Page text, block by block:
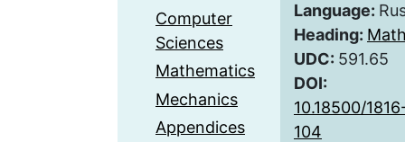
Computer
Sciences
Mathematics
Mechanics
Appendices
Language:
Heading:
UDC: 591.65
DOI:
10.18500/
104